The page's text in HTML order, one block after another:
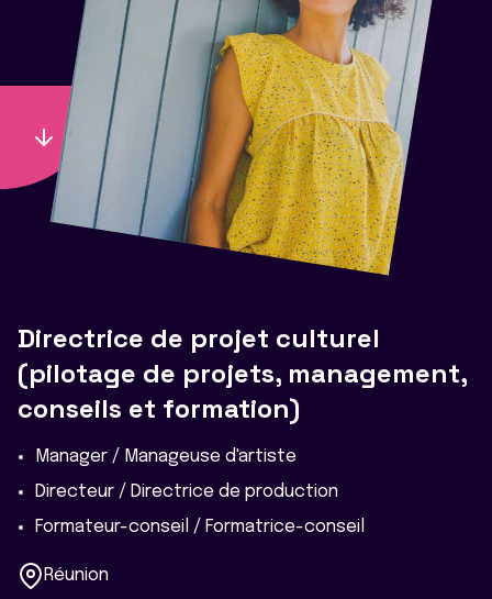
Directrice de projet culturel
(pilotage de projets, management,
conseils et formation)
Manager / Manageuse d'artiste
Directeur / Directrice de production
Formateur-conseil / Formatrice-conseil
Réunion